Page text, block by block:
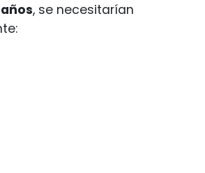
, se necesitarían